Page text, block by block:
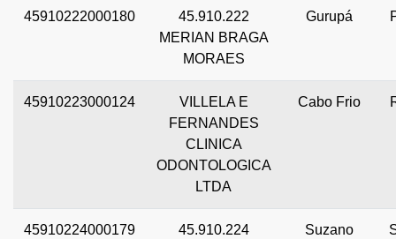
45910222000180
45.910.222
MERIAN BRAGA
MORAES
Gurupá
45910223000124
VILLELA E
FERNANDES
CLINICA
ODONTOLOGICA
LTDA
Cabo Frio
45910224000179
45.910.224
Suzano